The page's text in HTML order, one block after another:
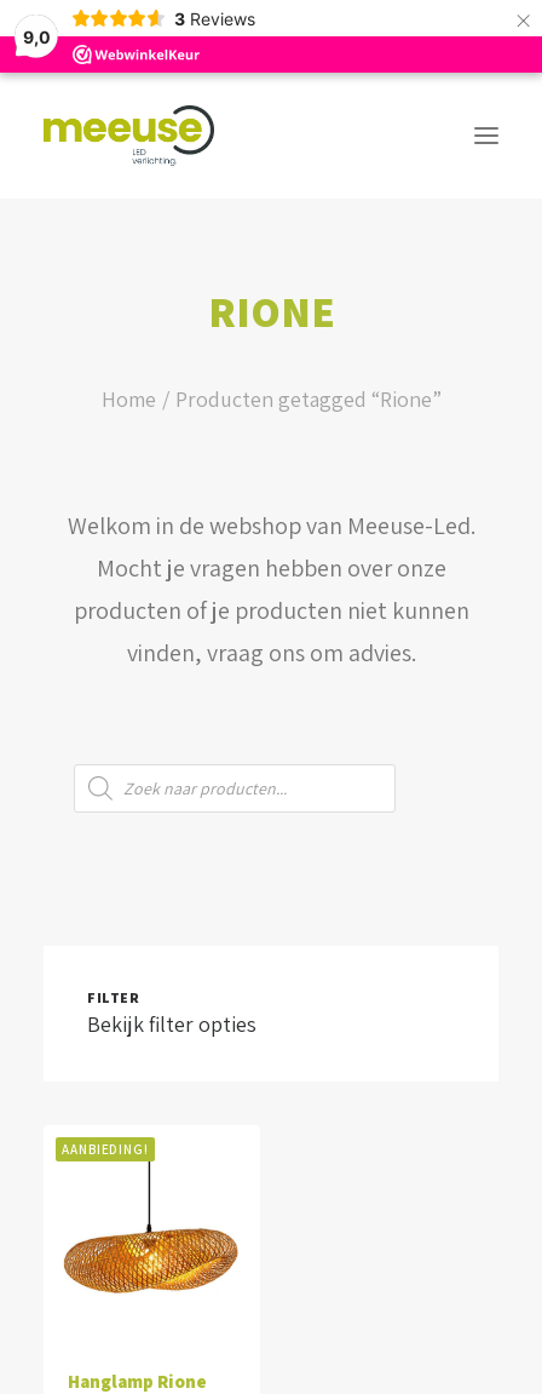
9,0
3 Reviews ×
BUDGET ASSORTIMENT
WEBSHOP
LOGIN / REGISTER
WINKELWAGEN
RIONE
Home Producten getagged “Rione”
Welkom in de webshop van Meeuse-Led.
Mocht je vragen hebben over onze
producten of je producten niet kunnen
vinden, vraag ons om advies.
Producten
zoeken
FILTER
Bekijk filter opties
AANBIEDING!
Hanglamp Rione